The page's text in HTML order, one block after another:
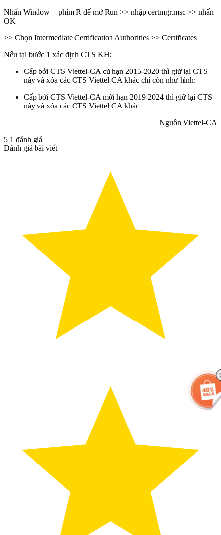
Nhấn Window + phím R để mở Run >> nhập certmgr.msc >> nhấn
OK
>> Chọn Intermediate Certification Authorities >> Certificates
Nếu tại bước 1 xác định CTS KH:
Cấp bởi CTS Viettel-CA cũ hạn 2015-2020 thì giữ lại CTS
này và xóa các CTS Viettel-CA khác chỉ còn như hình:
Cấp bởi CTS Viettel-CA mới hạn 2019-2024 thì giữ lại CTS
này và xóa các CTS Viettel-CA khác
Nguồn Viettel-CA
5 1 đánh giá
Đánh giá bài viết